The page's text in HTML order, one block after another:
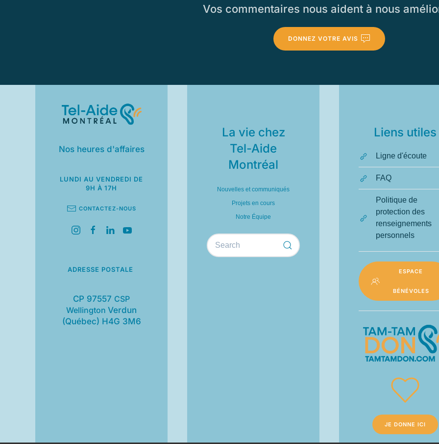
Vos commentaires nous aident à nous
DONNEZ VOTRE AVIS
Nos heures d'affaires
LUNDI AU VENDREDI DE
9H À 17H
CONTACTEZ-NOUS
ADRESSE POSTALE
CP 97557 CSP
Wellington Verdun
(Québec) H4G 3M6
La vie chez
Tel-Aide
Montréal
Nouvelles et communiqués
Projets en cours
Notre Équipe
Liens utiles
Ligne d'écoute
FAQ
Politique de
protection des
renseignements
personnels
ESPACE
BÉNÉVOLES
JE DONNE ICI